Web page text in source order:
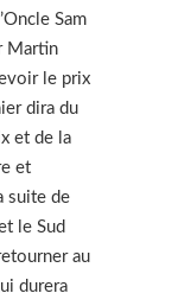
Sam
Martin
le prix
dira du
et de la
et
suite de
le Sud
au
durera